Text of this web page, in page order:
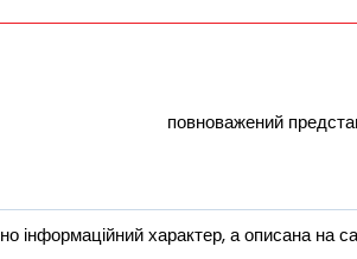
повноважений
інформаційний характер, а описана на